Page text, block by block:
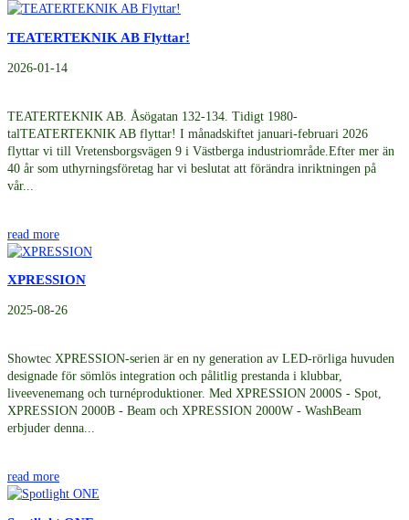
TEATERTEKNIK AB Flyttar!
2026-01-14
TEATERTEKNIK AB. Åsögatan 132-134. Tidigt 1980-
talTEATERTEKNIK AB flyttar! I månadskiftet januari-februari 2026
flyttar vi till Vretensborgsvägen 9 i Västberga industriområde.Efter mer än
40 år som uthyrningsföretag har vi beslutat att förändra inriktningen på
vår...
read more
XPRESSION
2025-08-26
Showtec XPRESSION-serien är en ny generation av LED-rörliga huvuden
designade för sömlös integration och pålitlig prestanda i klubbar,
liveevenemang och turnéproduktioner. Med XPRESSION 2000S - Spot,
XPRESSION 2000B - Beam och XPRESSION 2000W - WashBeam
erbjuder denna...
read more